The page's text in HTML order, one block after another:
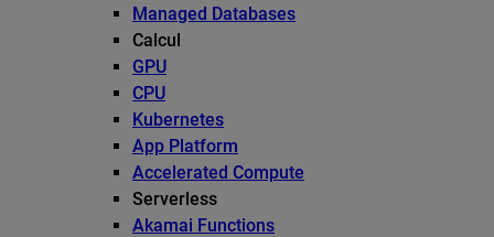
Managed Databases
Calcul
GPU
CPU
Kubernetes
App Platform
Accelerated Compute
Serverless
Akamai Functions